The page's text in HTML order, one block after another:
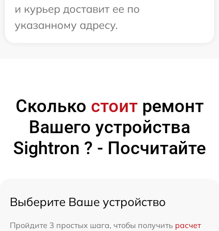
и курьер доставит ее по
указанному адресу.
Сколько стоитремонт
Вашего устройства
Sightron ? - Посчитайте
Выберите Ваше устройство
Пройдите 3 простых шага, чтобы получить расчет